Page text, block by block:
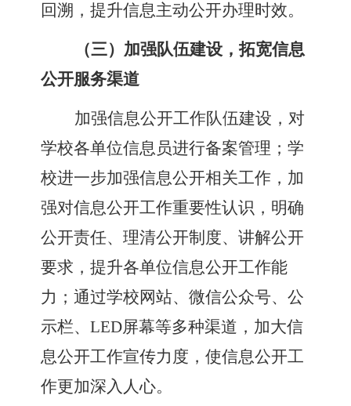
回溯，提升信息主动公开办理时效。
（三）加强队伍建设，拓宽信息
公开服务渠道
加强信息公开工作队伍建设，对
学校各单位信息员进行备案管理；学
校进一步加强信息公开相关工作，加
强对信息公开工作重要性认识，明确
公开责任、理清公开制度、讲解公开
要求，提升各单位信息公开工作能
力；通过学校网站、微信公众号、 公
示栏、 LED屏幕等多种渠道，加大信
息公开工作宣传力度，使信息公开工
作更加深入人心。